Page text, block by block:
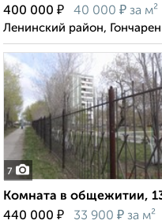
400 000 ₽ 40 000 ₽ за м²
Ленинский район,
7
Комната в общежитии,
440 000 ₽ 33 900 ₽ за м²